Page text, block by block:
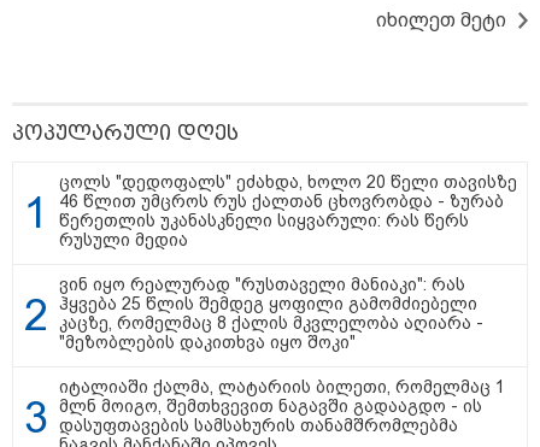
თბილისი - ბუდაპეშტი 1403.00
ლარიდან
თბილისი - რომი 1032.70 ლარიდან
იხილეთ მეტი
პოპულარული დღეს
ცოლს "დედოფალს" ეძახდა, ხოლო 20 წელი თავისზე
46 წლით უმცროს რუს ქალთან ცხოვრობდა - ზურაბ
წერეთლის უკანასკნელი სიყვარული: რას წერს
რუსული მედია
ვინ იყო რეალურად "რუსთაველი მანიაკი": რას
ჰყვება 25 წლის შემდეგ ყოფილი გამომძიებელი
კაცზე, რომელმაც 8 ქალის მკვლელობა აღიარა -
"მეზობლების დაკითხვა იყო შოკი"
იტალიაში ქალმა, ლატარიის ბილეთი, რომელმაც 1
მლნ მოიგო, შემთხვევით ნაგავში გადააგდო - ის
დასუფთავების სამსახურის თანამშრომლებმა